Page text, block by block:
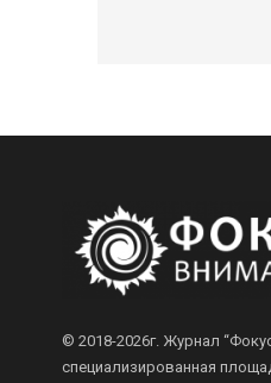
© 2018-2026г. Журнал
специализированная